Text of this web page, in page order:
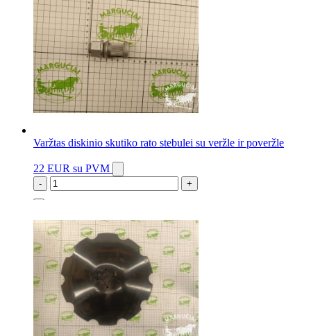
Varžtas diskinio skutiko rato stebulei su veržle ir poveržle
22 EUR su PVM
- +